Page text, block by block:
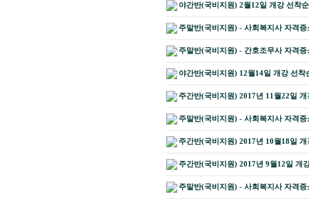
야간반(국비지원) 2월12일 개강 선착
주말반(국비지원) - 사회복지사 자격
주말반(국비지원) - 간호조무사 자격
야간반(국비지원) 12월14일 개강 선착
주간반(국비지원) 2017년 11월22일
주말반(국비지원) - 사회복지사 자격
주간반(국비지원) 2017년 10월18일
주간반(국비지원) 2017년 9월12일 개
주말반(국비지원) - 사회복지사 자격